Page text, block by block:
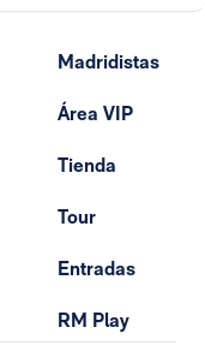
Madridistas
Área VIP
Tienda
Tour
Entradas
RM Play